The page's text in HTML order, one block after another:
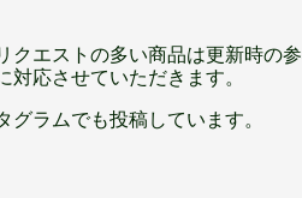
エストの多い商品は更新時の
対応させていただきます。
ラムでも投稿しています。